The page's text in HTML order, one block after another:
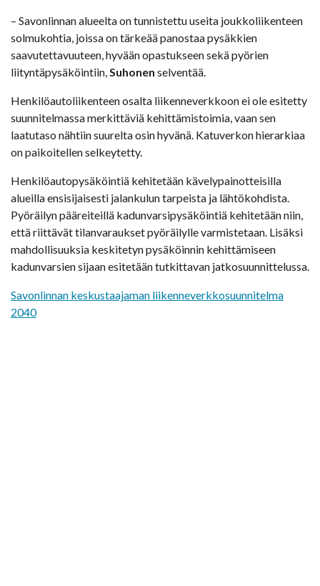
– Savonlinnan alueelta on tunnistettu useita joukkoliikenteen
solmukohtia, joissa on tärkeää panostaa pysäkkien
saavutettavuuteen, hyvään opastukseen sekä pyörien
liityntäpysäköintiin,Suhonen selventää.
Henkilöautoliikenteen osalta liikenneverkkoon ei ole esitetty
suunnitelmassa merkittäviä kehittämistoimia, vaan sen
laatutaso nähtiin suurelta osin hyvänä. Katuverkon hierarkiaa
on paikoitellen selkeytetty.
Henkilöautopysäköintiä kehitetään kävelypainotteisilla
alueilla ensisijaisesti jalankulun tarpeista ja lähtökohdista.
Pyöräilyn pääreiteillä kadunvarsipysäköintiä kehitetään niin,
että riittävät tilanvaraukset pyöräilylle varmistetaan. Lisäksi
mahdollisuuksia keskitetyn pysäköinnin kehittämiseen
kadunvarsien sijaan esitetään tutkittavan jatkosuunnittelussa.
Savonlinnan keskustaajaman liikenneverkkosuunnitelma
2040